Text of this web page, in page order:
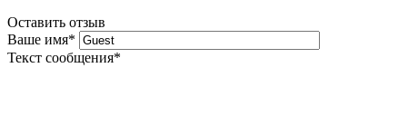
Оставить отзыв
Ваше имя*
Текст сообщения*